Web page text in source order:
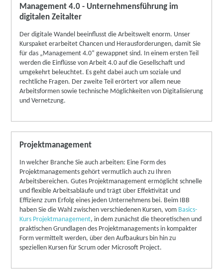
Management 4.0 - Unternehmensführung im
digitalen Zeitalter
Der digitale Wandel beeinflusst die Arbeitswelt enorm. Unser
Kurspaket erarbeitet Chancen und Herausforderungen, damit Sie
für das „Management 4.0“ gewappnet sind. In einem ersten Teil
werden die Einflüsse von Arbeit 4.0 auf die Gesellschaft und
umgekehrt beleuchtet. Es geht dabei auch um soziale und
rechtliche Fragen. Der zweite Teil erörtert vor allem neue
Arbeitsformen sowie technische Möglichkeiten von Digitalisierung
und Vernetzung.
Projektmanagement
In welcher Branche Sie auch arbeiten: Eine Form des
Projektmanagements gehört vermutlich auch zu Ihren
Arbeitsbereichen. Gutes Projektmanagement ermöglicht schnelle
und flexible Arbeitsabläufe und trägt über Effektivität und
Effizienz zum Erfolg eines jeden Unternehmens bei. Beim IBB
haben Sie die Wahl zwischen verschiedenen Kursen, vom Basics-
Kurs Projektmanagement, in dem zunächst die theoretischen und
praktischen Grundlagen des Projektmanagements in kompakter
Form vermittelt werden, über den Aufbaukurs bin hin zu
speziellen Kursen für Scrum oder Microsoft Project.